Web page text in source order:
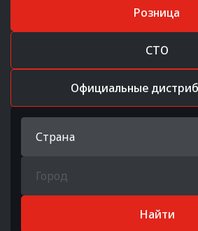
Розница
СТО
Официальные
Страна
Город
Найти